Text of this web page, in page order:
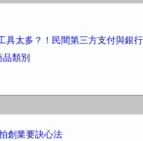
具太多？！民間第三方支付與銀
類別
創業要訣心法